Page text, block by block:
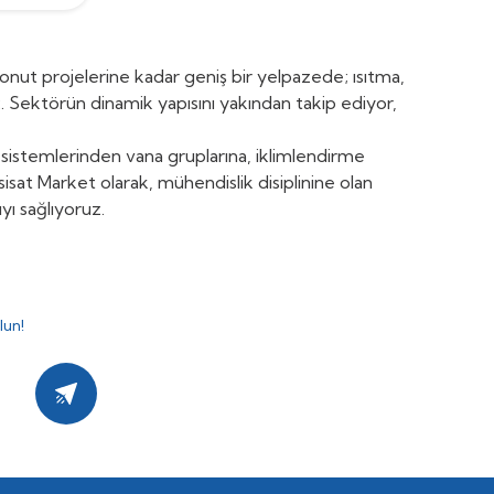
projelerine kadar geniş bir yelpazede; ısıtma,
dinamik yapısını yakından takip ediyor,
vana gruplarına, iklimlendirme
Market olarak, mühendislik disiplinine olan
sağlıyoruz.
Kayıt Ol